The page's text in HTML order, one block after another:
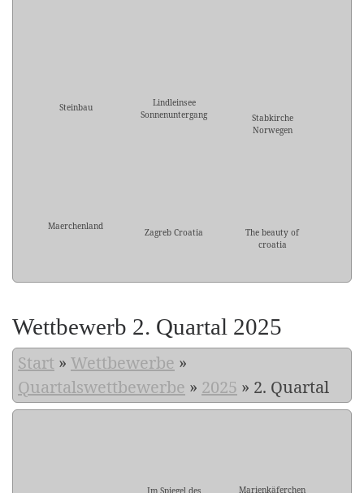
Steinbau
Lindleinsee
Sonnenuntergang
Stabkirche
Norwegen
Maerchenland
Zagreb Croatia
The beauty of
croatia
Wettbewerb 2. Quartal 2025
Start » Wettbewerbe »
Quartalswettbewerbe » 2025 » 2. Quartal
Im Spiegel des Marienkäferchen